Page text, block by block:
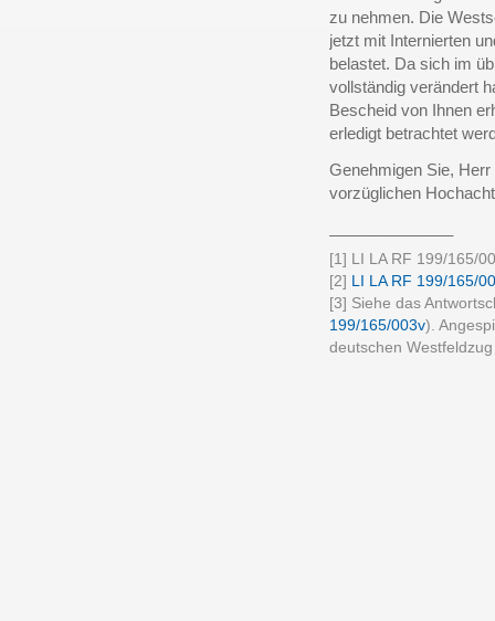
zu nehmen. Die
jetzt mit Internierten
belastet. Da sich im
vollständig verändert
Bescheid von Ihnen
erledigt betrachtet
Genehmigen Sie,
vorzüglichen
[1] LI LA RF 199/165/
[2] LI LA RF 199/165/
[3] Siehe das
199/165/003v).
deutschen